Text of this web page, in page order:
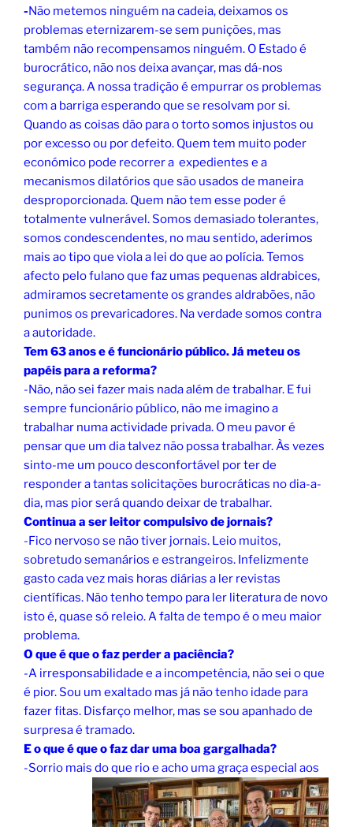
-Não metemos ninguém na cadeia, deixamos os
problemas eternizarem-se sem punições, mas
também não recompensamos ninguém. O Estado é
burocrático, não nos deixa avançar, mas dá-nos
segurança. A nossa tradição é empurrar os problemas
com a barriga esperando que se resolvam por si.
Quando as coisas dão para o torto somos injustos ou
por excesso ou por defeito. Quem tem muito poder
económico pode recorrer a expedientes e a
mecanismos dilatórios que são usados de maneira
desproporcionada. Quem não tem esse poder é
totalmente vulnerável. Somos demasiado tolerantes,
somos condescendentes, no mau sentido, aderimos
mais ao tipo que viola a lei do que ao polícia. Temos
afecto pelo fulano que faz umas pequenas aldrabices,
admiramos secretamente os grandes aldrabões, não
punimos os prevaricadores. Na verdade somos contra
a autoridade.
Tem 63 anos e é funcionário público. Já meteu os
papéis para a reforma?
-Não, não sei fazer mais nada além de trabalhar. E fui
sempre funcionário público, não me imagino a
trabalhar numa actividade privada. O meu pavor é
pensar que um dia talvez não possa trabalhar. Às vezes
sinto-me um pouco desconfortável por ter de
responder a tantas solicitações burocráticas no dia-a-
dia, mas pior será quando deixar de trabalhar.
Continua a ser leitor compulsivo de jornais?
-Fico nervoso se não tiver jornais. Leio muitos,
sobretudo semanários e estrangeiros. Infelizmente
gasto cada vez mais horas diárias a ler revistas
científicas. Não tenho tempo para ler literatura de novo
isto é, quase só releio. A falta de tempo é o meu maior
problema.
O que é que o faz perder a paciência?
-A irresponsabilidade e a incompetência, não sei o que
é pior. Sou um exaltado mas já não tenho idade para
fazer fitas. Disfarço melhor, mas se sou apanhado de
surpresa é tramado.
E o que é que o faz dar uma boa gargalhada?
-Sorrio mais do que rio e acho uma graça especial aos